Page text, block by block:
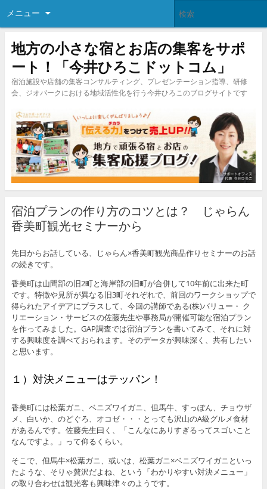
メニュー
地方の小さな宿とお店の集客をサポ
ート！「今井ひろこドットコム」
宿泊施設や店舗の集客コンサルティング、プレゼンテーション指導、研修
会、ジオパークにおける地域活性化を行う今井ひろこのブログサイトです
宿泊プランの作り方のコツとは？ じゃらん
香美町観光セミナーから
先日からお話している、じゃらん×香美町観光商品作りセミナーのお話
の続きです。
香美町は山間部の旧2町と海岸部の旧町が合併して10年前に出来た町
です。特徴や見所が異なる旧3町それぞれで、前回のワークショップで
得られたアイデアにプラスして、今回の講師である(株)バリュー・ ク
リエーション・サービスの佐藤先生や事務局が開催可能な宿泊プラン
を作ってみました。GAP調査では宿泊プランを書いてみて、それに対
する興味度を調べておられます。そのデータが興味深く、共有したい
と思います。
１）対決メニューはテッパン！
香美町には松葉ガニ、ベニズワイガニ、但馬牛、すっぽん、チョウザ
メ、白いか、のどぐろ、オコゼ・・・とっても沢山のA級グルメ食材
があるんです。佐藤先生曰く、「こんなにありすぎるってスゴいこと
なんですよ。」って仰るくらい。
そこで、但馬牛×松葉ガニ、或いは、松葉ガニ×ベニズワイガニといっ
たような、そりゃ贅沢だよね、という「わかりやすい対決メニュー」
の取り合わせは観光客も興味津々のようです。